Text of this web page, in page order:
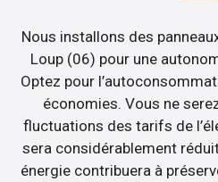
Nous installons des
Loup (06) pour une
Optez pour
économies. Vous ne
fluctuations des tarifs de
sera considérablement
énergie contribuera à